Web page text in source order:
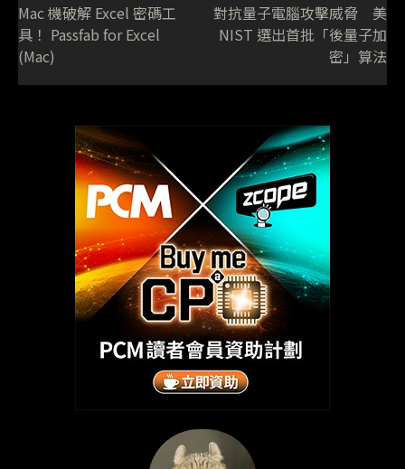
Mac 機破解 Excel 密碼工
具！ Passfab for Excel
(Mac)
對抗量子電腦攻擊威脅 美
NIST 選出首批「後量子加
密」算法